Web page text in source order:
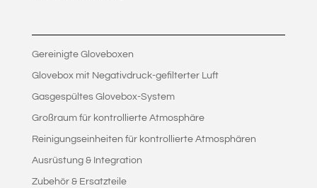
Gereinigte Gloveboxen
Glovebox mit Negativdruck-gefilterter Luft
Gasgespültes Glovebox-System
Großraum für kontrollierte Atmosphäre
Reinigungseinheiten für kontrollierte Atmosphären
Ausrüstung & Integration
Zubehör & Ersatzteile